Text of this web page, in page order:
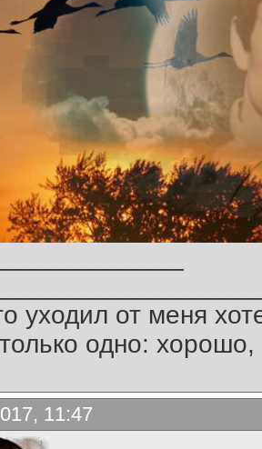
уходил от меня
одно:
11:47